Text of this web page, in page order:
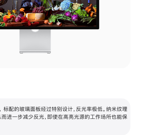
标配的玻璃面板经过特别设计，反光率极低。纳米纹理
进一步减少反光，即使在高亮光源的工作场所也能保